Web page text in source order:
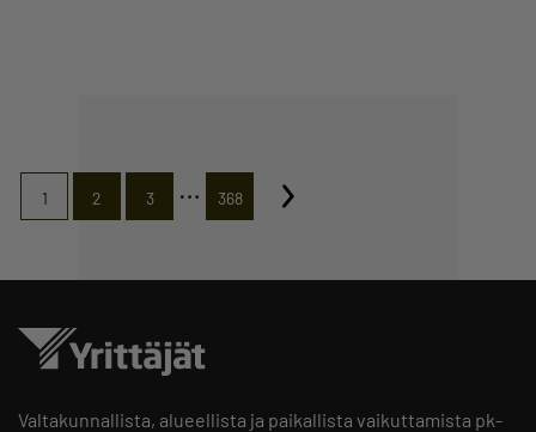
1 2 3 … 368
Valtakunnallista, alueellista ja paikallista vaikuttamista pk-